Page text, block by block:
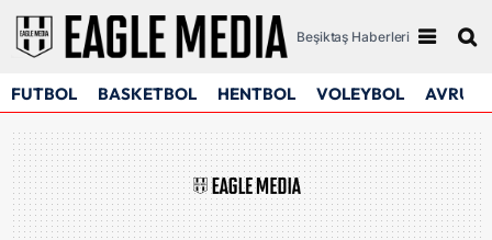
Beşiktaş Haberleri
FUTBOL BASKETBOL HENTBOL VOLEYBOL